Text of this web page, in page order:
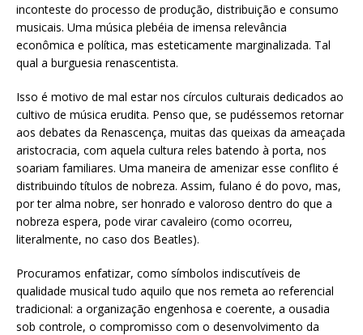
inconteste do processo de produção, distribuição e consumo
musicais. Uma música plebéia de imensa relevância
econômica e política, mas esteticamente marginalizada. Tal
qual a burguesia renascentista.
Isso é motivo de mal estar nos círculos culturais dedicados ao
cultivo de música erudita. Penso que, se pudéssemos retornar
aos debates da Renascença, muitas das queixas da ameaçada
aristocracia, com aquela cultura reles batendo à porta, nos
soariam familiares. Uma maneira de amenizar esse conflito é
distribuindo títulos de nobreza. Assim, fulano é do povo, mas,
por ter alma nobre, ser honrado e valoroso dentro do que a
nobreza espera, pode virar cavaleiro (como ocorreu,
literalmente, no caso dos Beatles).
Procuramos enfatizar, como símbolos indiscutíveis de
qualidade musical tudo aquilo que nos remeta ao referencial
tradicional: a organização engenhosa e coerente, a ousadia
sob controle, o compromisso com o desenvolvimento da